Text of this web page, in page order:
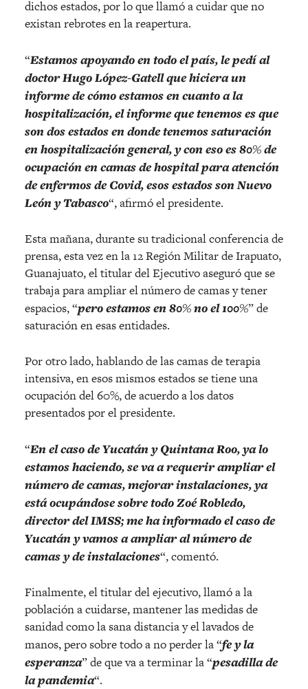
dichos estados, por lo que llamó a cuidar que no
existan rebrotes en la reapertura.
“Estamos apoyando en todo el país, le pedí al
doctor Hugo López-Gatell que hiciera un
informe de cómo estamos en cuanto a la
hospitalización, el informe que tenemos es que
son dos estados en donde tenemos saturación
en hospitalización general, y con eso es 80% de
ocupación en camas de hospital para atención
de enfermos de Covid, esos estados son Nuevo
León y Tabasco“, afirmó el presidente.
Esta mañana, durante su tradicional conferencia de
prensa, esta vez en la 12 Región Militar de Irapuato,
Guanajuato, el titular del Ejecutivo aseguró que se
trabaja para ampliar el número de camas y tener
espacios, “pero estamos en 80% no el 100%” de
saturación en esas entidades.
Por otro lado, hablando de las camas de terapia
intensiva, en esos mismos estados se tiene una
ocupación del 60%, de acuerdo a los datos
presentados por el presidente.
“En el caso de Yucatán y Quintana Roo, ya lo
estamos haciendo, se va a requerir ampliar el
número de camas, mejorar instalaciones, ya
está ocupándose sobre todo Zoé Robledo,
director del IMSS; me ha informado el caso de
Yucatán y vamos a ampliar al número de
camas y de instalaciones“, comentó.
Finalmente, el titular del ejecutivo, llamó a la
población a cuidarse, mantener las medidas de
sanidad como la sana distancia y el lavados de
manos, pero sobre todo a no perder la “fe y la
esperanza” de que va a terminar la “pesadilla de
la pandemia“.